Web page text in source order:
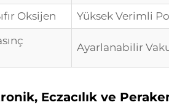
Oksijen Yüksek Verimli
Ayarlanabilir
Eczacılık ve